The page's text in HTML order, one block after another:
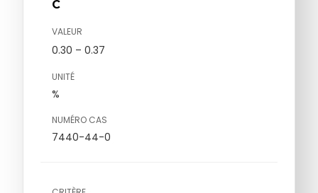
C
VALEUR
0.30 – 0.37
UNITÉ
%
NUMÉRO CAS
7440-44-0